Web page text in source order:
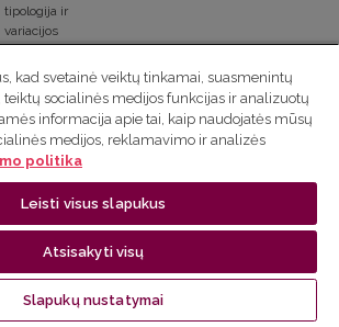
tipologija ir
variacijos
kompetencija ir
kalbos
įvertinimas
kalboje kaip
užsienio
(DELF/DALF)
Tekstynų
vita.valiukiene@flf.vu.lt
kad svetainė veiktų tinkamai, suasmenintų
socialinės medijos funkcijas ir analizuotų
informacija apie tai, kaip naudojatės mūsų
medijos, reklamavimo ir analizės
politika
Leisti visus slapukus
Atsisakyti visų
Slapukų nustatymai